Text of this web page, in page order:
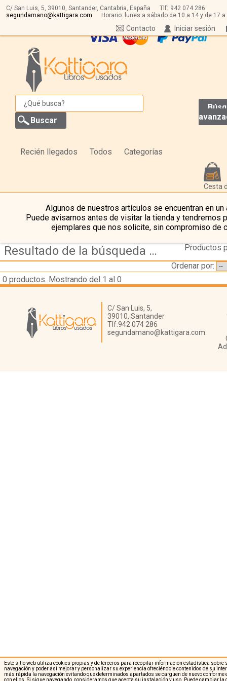
Este sitio web utiliza cookies propias y de terceros para recopilar información estadística sobre
navegación y poder así mejorar y personalizar su experiencia ofreciéndole contenidos de su
más rápida la navegación evitando que determinados apartados se carguen de nuevo
con ellos. Si sigue navegando, consideramos que acepta su instalación y uso. Puede cambiar la
C/ San Luis, 5, 39010, Santander, Cantabria, España Tlf: 942 074 286
segundamano@kattigara.com
Horario: lunes a sábado de 10 a 14 y de 17 a
Iniciar sesión
Contacto
Recién llegados Todos Categorías
Cesta
Algunos de nuestros artículos se encuentran en un
Puede avisarnos antes de visitar la tienda y tendremos
ejemplares que nos solicite, sin compromiso de
Resultado de la búsqueda de coleccion la ballena alegre
Productos
Ordenar por:
0 productos. Mostrando del 1 al 0
Librería Kattigara
C/ San Luis, 5,
39010, Santander
Tlf:942 074 286
segundamano@kattigara.com